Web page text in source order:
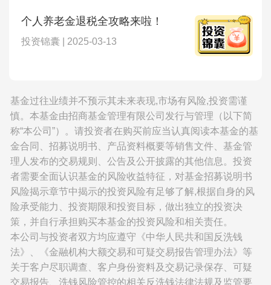
个人养老金退税全攻略来啦！
投资锦囊 | 2025-03-13
基金过往业绩并不预示其未来表现,市场有风险,投资需谨
慎。本基金由招商基金管理有限公司发行与管理（以下简
称“本公司”）。请投资者在购买前应当认真阅读本基金的基
金合同、招募说明书、产品资料概要等销售文件、基金管
理人发布的交易规则、公告及公开披露的其他信息。投资
者需要全面认识基金的风险收益特征，对基金招募说明书
风险揭示章节中揭示的投资风险有足够了解,根据自身的风
险承受能力、投资期限和投资目标，做出独立的投资决
策，并自行承担购买本基金的投资风险和相关责任。
本公司与投资者双方均应遵守《中华人民共和国反洗钱
法》、《金融机构大额交易和可疑交易报告管理办法》等
关于客户尽职调查、客户身份资料及交易记录保存、可疑
交易报告、洗钱风险管控的相关反洗钱法律法规及监管要